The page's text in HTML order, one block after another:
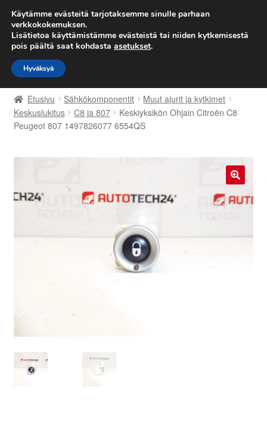
TOIMITUS alkaen 7 EUR
Siirry
navigointiin
Siirry
sisältöön
Etusivu
Kärry
Maailmanlaajuinen toimitus
Maksut
Tarkista
Etusivu Sähkökomponentit
Muut ajurit ja kytkimet
Keskuslukitus
C8 ja 807
Keskiyksikön Ohjain Citroën C8
Peugeot 807 1497826077 6554QS
🔍
Käytämme evästeitä tarjotaksemme sinulle parhaan
verkkokokemuksen.
Lisätietoa käyttämistämme evästeistä tai niiden kytkemisestä
pois päältä saat kohdasta asetukset.
Hyväksyä